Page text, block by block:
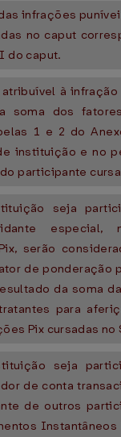
infrações
no caput
do caput.
atribuível à
soma dos
1 e 2 do
instituição e no
participante
seja
serão
de ponderação
da soma
para
Pix cursadas no
seja
de conta
de outros
Instantâneos